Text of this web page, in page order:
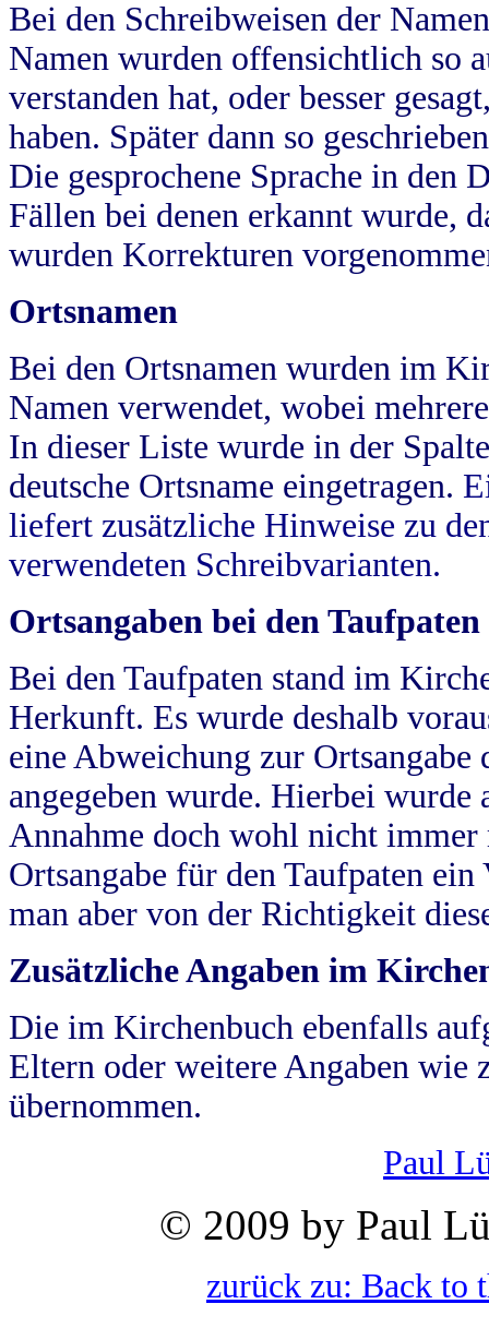
Bei den Schreibweisen der
Namen wurden offensichtlich so
verstanden hat, oder besser
haben. Später dann so
Die gesprochene Sprache in
Fällen bei denen erkannt wurde,
wurden Korrekturen
Ortsnamen
Bei den Ortsnamen wurden im
Namen verwendet, wobei
In dieser Liste wurde in der
deutsche Ortsname eingetragen.
liefert zusätzliche Hinweise zu
verwendeten Schreibvarianten.
Ortsangaben bei den Taufpaten
Bei den Taufpaten stand im
Herkunft. Es wurde deshalb
eine Abweichung zur
angegeben wurde. Hierbei wurde
Annahme doch wohl nicht
Ortsangabe für den Taufpaten
man aber von der Richtigkeit
Zusätzliche Angaben im
Die im Kirchenbuch ebenfalls
Eltern oder weitere Angaben wie
übernommen.
Paul
© 2009 by Paul
zurück zu: Back to